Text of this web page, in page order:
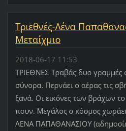
Τριεθνές-Λένα
Μεταίχμιο
2018-06-17 11:53
ΤΡΙΕΘΝΕΣ Τραβάς δυο γραμμές
σύνορα. Περνάει ο αέρας τις
ξανά. Οι εικόνες των βράχων
πουν. Μεγάλος ο κόσμος
ΛΕΝΑ ΠΑΠΑΘΑΝΑΣΙΟΥ